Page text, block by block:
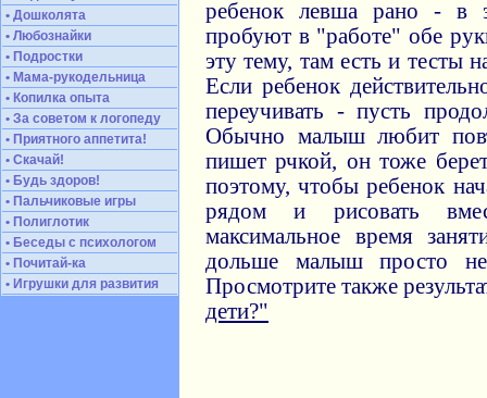
• Дошколята
• Любознайки
• Подростки
• Мама-рукодельница
• Копилка опыта
• За советом к логопеду
• Приятного аппетита!
• Скачай!
• Будь здоров!
• Пальчиковые игры
• Полиглотик
• Беседы с психологом
• Почитай-ка
• Игрушки для развития
ребенок левша рано - в
пробуют в "работе" обе
эту тему, там есть и тесты
Если ребенок
переучивать - пусть
Обычно малыш любит
пишет рчкой, он тоже
поэтому, чтобы ребенок
рядом и рисовать
максимальное время
дольше малыш просто
Просмотрите также
дети?"